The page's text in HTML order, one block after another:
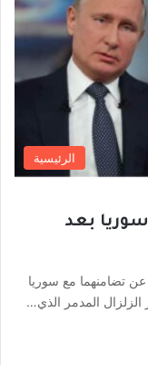
الرئيسية
بعد
عن تضامنهما مع سوريا
الزلزال المدمر الذي…